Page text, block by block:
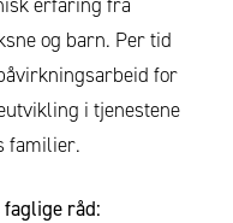
erfaring fra
og barn. Per tid
for
i tjenestene
familier.
råd: